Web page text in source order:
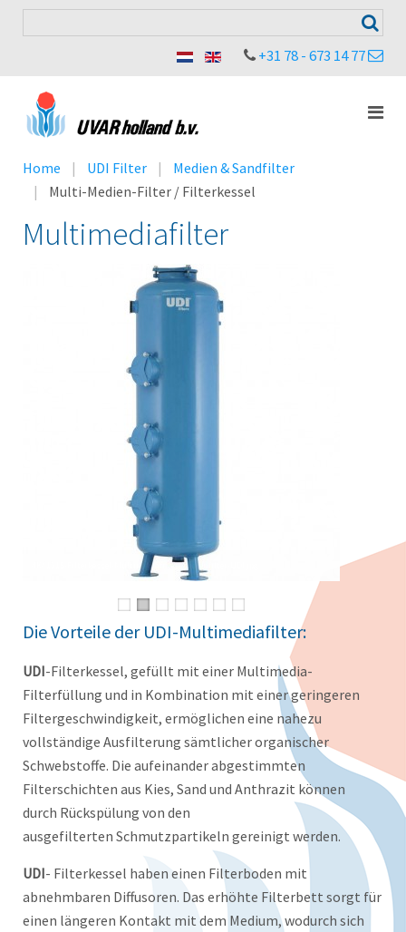
+31 78 - 673 14 77
Home UDI Filter
Medien & Sandfilter
Multi-Medien-Filter / Filterkessel
Multimediafilter
Die Vorteile der UDI-Multimediafilter:
UDI-Filterkessel, gefüllt mit einer Multimedia-
Filterfüllung und in Kombination mit einer geringeren
Filtergeschwindigkeit, ermöglichen eine nahezu
vollständige Ausfilterung sämtlicher organischer
Schwebstoffe. Die aufeinander abgestimmten
Filterschichten aus Kies, Sand und Anthrazit können
durch Rückspülung von den
ausgefilterten Schmutzpartikeln gereinigt werden.
UDI- Filterkessel haben einen Filterboden mit
abnehmbaren Diffusoren. Das erhöhte Filterbett sorgt für
einen längeren Kontakt mit dem Medium, wodurch sich